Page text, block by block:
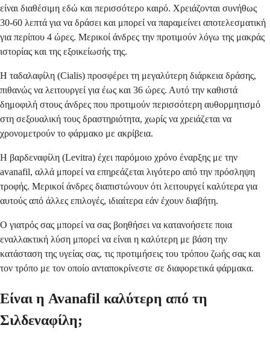
είναι διαθέσιμη εδώ και περισσότερο καιρό. Χρειάζονται συνήθως
30-60 λεπτά για να δράσει και μπορεί να παραμείνει αποτελεσματική
για περίπου 4 ώρες. Μερικοί άνδρες την προτιμούν λόγω της μακράς
ιστορίας και της εξοικείωσής της.
Η ταδαλαφίλη (Cialis) προσφέρει τη μεγαλύτερη διάρκεια δράσης,
πιθανώς να λειτουργεί για έως και 36 ώρες. Αυτό την καθιστά
δημοφιλή στους άνδρες που προτιμούν περισσότερη αυθορμητισμό
στη σεξουαλική τους δραστηριότητα, χωρίς να χρειάζεται να
χρονομετρούν το φάρμακο με ακρίβεια.
Η βαρδεναφίλη (Levitra) έχει παρόμοιο χρόνο έναρξης με την
avanafil, αλλά μπορεί να επηρεάζεται λιγότερο από την πρόσληψη
τροφής. Μερικοί άνδρες διαπιστώνουν ότι λειτουργεί καλύτερα για
αυτούς από άλλες επιλογές, ιδιαίτερα εάν έχουν διαβήτη.
Ο γιατρός σας μπορεί να σας βοηθήσει να κατανοήσετε ποια
εναλλακτική λύση μπορεί να είναι η καλύτερη με βάση την
κατάσταση της υγείας σας, τις προτιμήσεις του τρόπου ζωής σας και
τον τρόπο με τον οποίο ανταποκρίνεστε σε διαφορετικά φάρμακα.
Είναι η Avanafil καλύτερη από τη
Σιλδεναφίλη;